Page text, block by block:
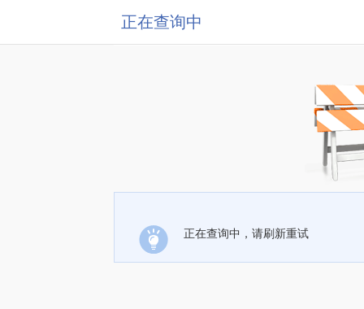
正在查询中
正在查询中，请刷新重试